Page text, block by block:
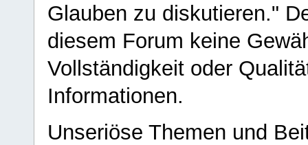
Glauben zu diskutieren."
diesem Forum keine
Vollständigkeit oder
Informationen.
Unseriöse Themen und